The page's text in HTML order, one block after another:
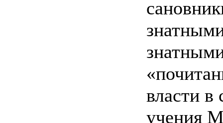
власти в
учения